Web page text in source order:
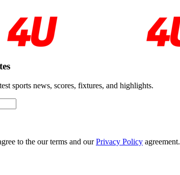
sports news, scores, fixtures, and highlights.
to the our terms and ourPrivacy Policy agreement.